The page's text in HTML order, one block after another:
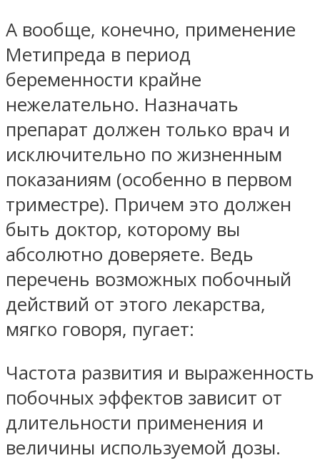
А вообще, конечно, применение
Метипреда в период
беременности крайне
нежелательно. Назначать
препарат должен только врач и
исключительно по жизненным
показаниям (особенно в первом
триместре). Причем это должен
быть доктор, которому вы
абсолютно доверяете. Ведь
перечень возможных побочный
действий от этого лекарства,
мягко говоря, пугает:
Частота развития и выраженность
побочных эффектов зависит от
длительности применения и
величины используемой дозы.